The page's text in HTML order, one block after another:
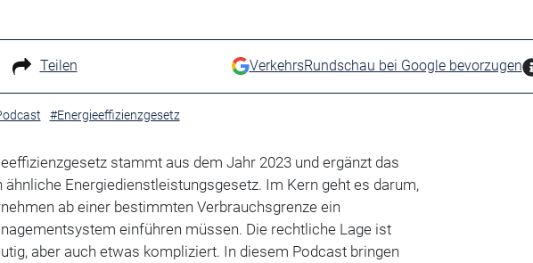
Teilen VerkehrsRundschau bei Google bevorzugen
#Energieeffizienzgesetz
stammt aus dem Jahr 2023 und ergänzt das
ähnliche Energiedienstleistungsgesetz. Im Kern geht es darum,
ab einer bestimmten Verbrauchsgrenze ein
einführen müssen. Die rechtliche Lage ist
aber auch etwas kompliziert. In diesem Podcast bringen